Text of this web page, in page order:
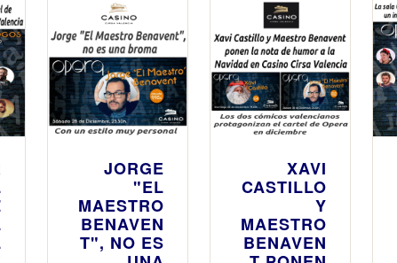
JORGE
"EL
MAESTRO
BENAVEN
T", NO ES
XAVI
CASTILLO
Y
MAESTRO
BENAVEN